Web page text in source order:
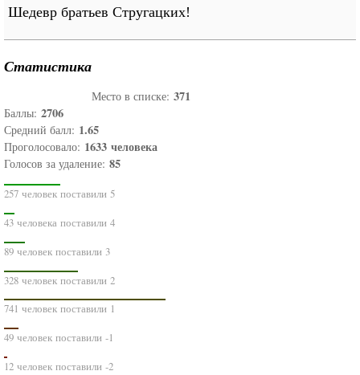
Шедевр братьев Стругацких!
Статистика
Место в списке: 371
Баллы: 2706
Средний балл: 1.65
Проголосовало: 1633 человека
Голосов за удаление: 85
257 человек поставили 5
43 человека поставили 4
89 человек поставили 3
328 человек поставили 2
741 человек поставили 1
49 человек поставили -1
12 человек поставили -2